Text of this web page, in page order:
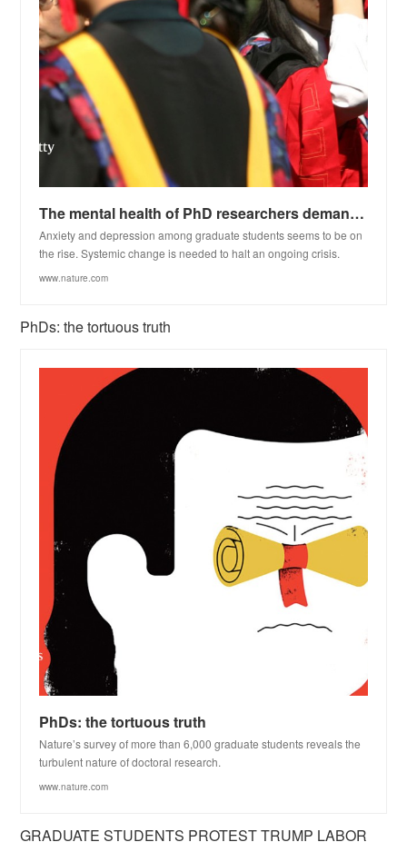
The mental health of PhD researchers demands urgent attention
Anxiety and depression among graduate students seems to be on
the rise. Systemic change is needed to halt an ongoing crisis.
www.nature.com
PhDs: the tortuous truth
PhDs: the tortuous truth
Nature’s survey of more than 6,000 graduate students reveals the
turbulent nature of doctoral research.
www.nature.com
GRADUATE STUDENTS PROTEST TRUMP LABOR